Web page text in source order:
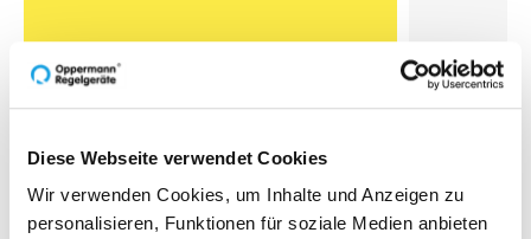
Diese Webseite verwendet Cookies
Wir verwenden Cookies, um Inhalte und Anzeigen zu
personalisieren, Funktionen für soziale Medien anbieten
Mittelwert